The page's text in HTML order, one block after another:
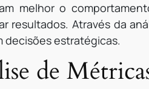
melhor o
resultados. Através da
decisões estratégicas.
de